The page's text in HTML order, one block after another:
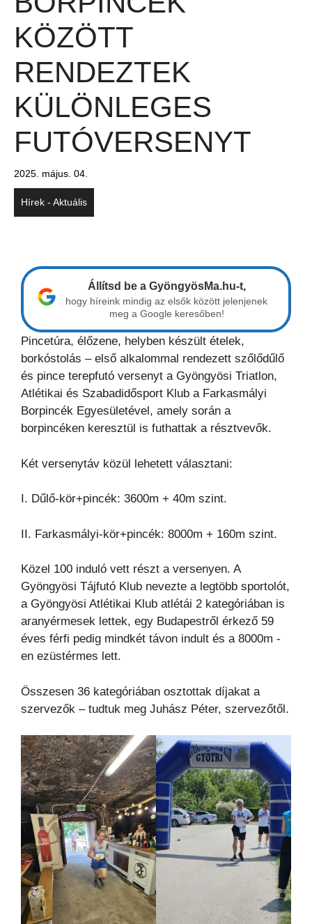
KÖZÖTT
RENDEZTEK
KÜLÖNLEGES
FUTÓVERSENYT
2025. május. 04.
Hírek - Aktuális
Állítsd be a GyöngyösMa.hu-t,
hogy híreink mindig az elsők között jelenjenek
meg a Google keresőben!
Pincetúra, élőzene, helyben készült ételek,
borkóstolás – első alkalommal rendezett szőlődűlő
és pince terepfutó versenyt a Gyöngyösi Triatlon,
Atlétikai és Szabadidősport Klub a Farkasmályi
Borpincék Egyesületével, amely során a
borpincéken keresztül is futhattak a résztvevők.
Két versenytáv közül lehetett választani:
I. Dűlő-kör+pincék: 3600m + 40m szint.
II. Farkasmályi-kör+pincék: 8000m + 160m szint.
Közel 100 induló vett részt a versenyen. A
Gyöngyösi Tájfutó Klub nevezte a legtöbb sportolót,
a Gyöngyösi Atlétikai Klub atlétái 2 kategóriában is
aranyérmesek lettek, egy Budapestről érkező 59
éves férfi pedig mindkét távon indult és a 8000m -
en ezüstérmes lett.
Összesen 36 kategóriában osztottak díjakat a
szervezők – tudtuk meg Juhász Péter, szervezőtől.